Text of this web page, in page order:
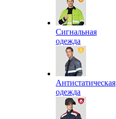
Сигнальная
одежда
Антистатическая
одежда